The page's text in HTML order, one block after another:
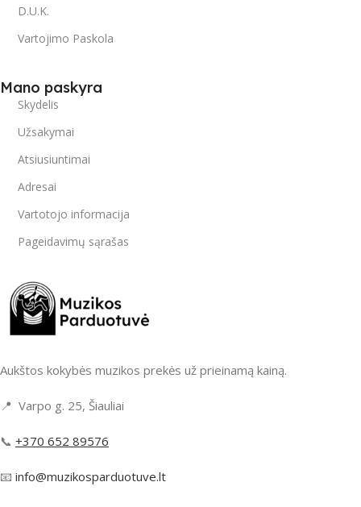
D.U.K.
Vartojimo Paskola
Mano paskyra
Skydelis
Užsakymai
Atsiusiuntimai
Adresai
Vartotojo informacija
Pageidavimų sąrašas
Aukštos kokybės muzikos prekės už prieinamą kainą.
📍 Varpo g. 25, Šiauliai
📞 +370 652 89576
📧 info@muzikosparduotuve.lt